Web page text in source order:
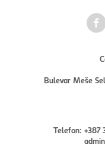
Bulevar Meše
Telefon: +387